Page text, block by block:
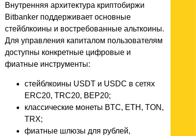
Внутренняя архитектура криптобиржи
Bitbanker поддерживает основные
стейблкоины и востребованные альткоины.
Для управления капиталом пользователям
доступны конкретные цифровые и
фиатные инструменты:
стейблкоины USDT и USDC в сетях
ERC20, TRC20, BEP20;
классические монеты BTC, ETH, TON,
TRX;
фиатные шлюзы для рублей,